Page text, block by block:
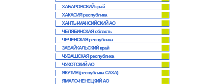
ХАБАРОВСКИЙ край
ХАКАСИЯ республика
ХАНТЫ-МАНСИЙСКИЙ АО
ЧЕЛЯБИНСКАЯ область
ЧЕЧЕНСКАЯ республика
ЗАБАЙКАЛЬСКИЙ край
ЧУВАШСКАЯ республика
ЧУКОТСКИЙ АО
ЯКУТИЯ (республика САХА)
ЯМАЛО-НЕНЕЦКИЙ АО